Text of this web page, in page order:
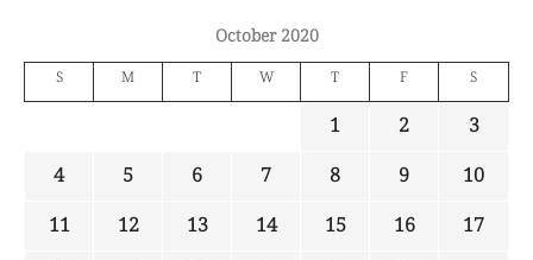
October 2020
S M T W T F S
1 2
3
4
5 6 7 8 9
10
11
12 13 14 15 16
17